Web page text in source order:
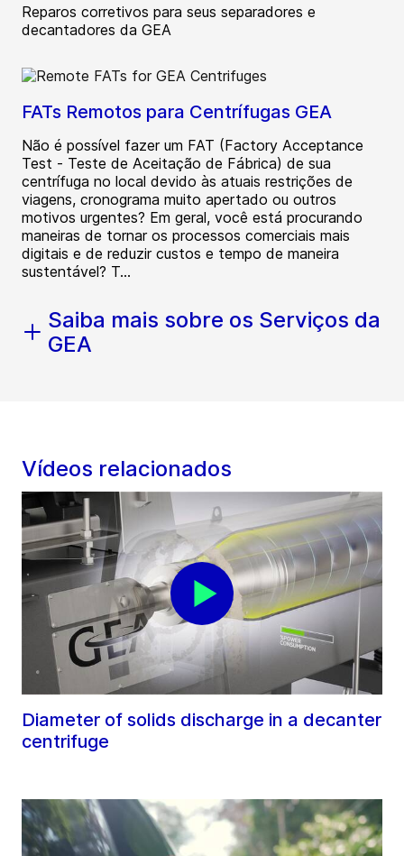
Reparos corretivos para seus separadores e
decantadores da GEA
FATs Remotos para Centrífugas GEA
Não é possível fazer um FAT (Factory Acceptance
Test - Teste de Aceitação de Fábrica) de sua
centrífuga no local devido às atuais restrições de
viagens, cronograma muito apertado ou outros
motivos urgentes? Em geral, você está procurando
maneiras de tornar os processos comerciais mais
digitais e de reduzir custos e tempo de maneira
sustentável? T...
Saiba mais sobre os Serviços da
GEA
Vídeos relacionados
Diameter of solids discharge in a decanter
centrifuge